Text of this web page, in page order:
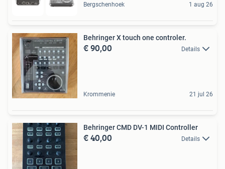
Bergschenhoek 1 aug 26
Behringer X touch one controler.
€ 90,00 Details
Krommenie 21 jul 26
Behringer CMD DV-1 MIDI Controller
€ 40,00 Details